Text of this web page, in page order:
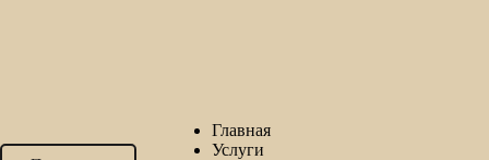
Главная
Услуги